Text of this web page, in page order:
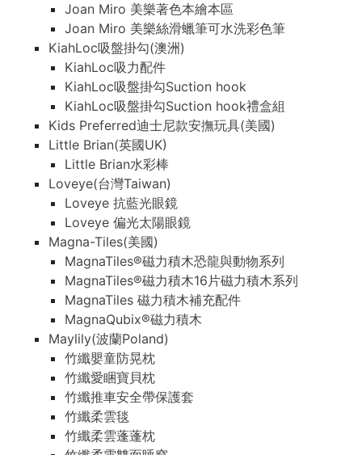
Joan Miro 美樂著色本繪本區
Joan Miro 美樂絲滑蠟筆可水洗彩色筆
KiahLoc吸盤掛勾(澳洲)
KiahLoc吸力配件
KiahLoc吸盤掛勾Suction hook
KiahLoc吸盤掛勾Suction hook禮盒組
Kids Preferred迪士尼款安撫玩具(美國)
Little Brian(英國UK)
Little Brian水彩棒
Loveye(台灣Taiwan)
Loveye 抗藍光眼鏡
Loveye 偏光太陽眼鏡
Magna-Tiles(美國)
MagnaTiles®磁力積木恐龍與動物系列
MagnaTiles®磁力積木16片磁力積木系列
MagnaTiles 磁力積木補充配件
MagnaQubix®磁力積木
Maylily(波蘭Poland)
竹纖嬰童防晃枕
竹纖愛睏寶貝枕
竹纖推車安全帶保護套
竹纖柔雲毯
竹纖柔雲蓬蓬枕